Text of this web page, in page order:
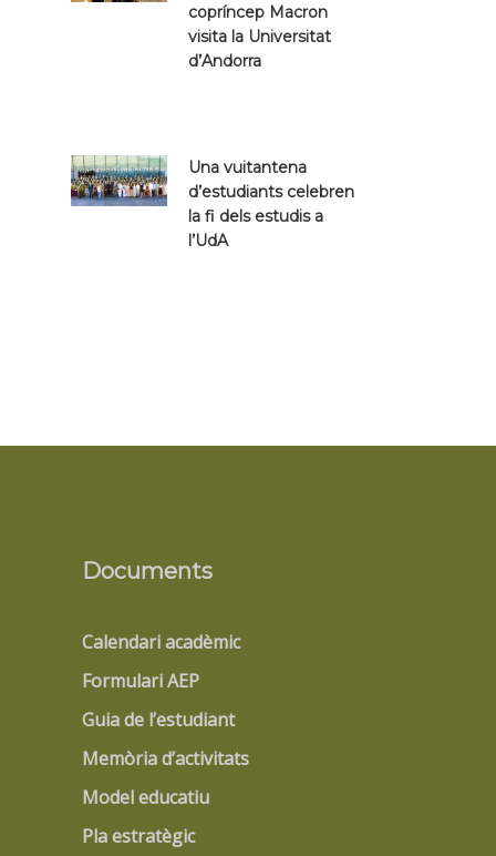
copríncep Macron
visita la Universitat
d’Andorra
Una vuitantena
d’estudiants celebren
la fi dels estudis a
l’UdA
Documents
Calendari acadèmic
Formulari AEP
Guia de l’estudiant
Memòria d’activitats
Model educatiu
Pla estratègic